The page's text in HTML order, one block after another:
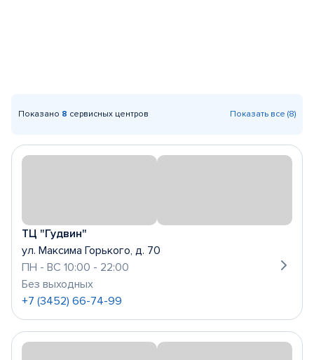
Показано 8 сервисных центров Показать все (8)
ТЦ "Гудвин"
ул. Максима Горького, д. 70
ПН - ВС 10:00 - 22:00
Без выходных
+7 (3452) 66-74-99